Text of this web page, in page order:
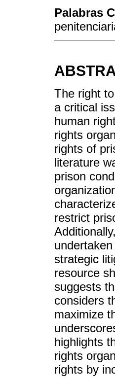
Palabras
The right
a critical
human
rights
rights of
literature
prison
restrict
strategic
resource
suggests
considers
maximize
highlights
rights
rights by